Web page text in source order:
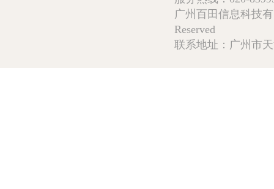
广州百田信息科技
Reserved
联系地址：广州市